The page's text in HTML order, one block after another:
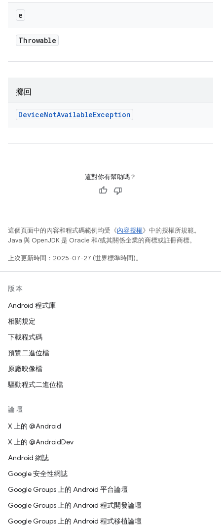
e
Throwable
擲回
DeviceNotAvailableException
這對你有幫助嗎？
這個頁面中的內容和程式碼範例均受《內容授權》中的授權所規範。
Java 與 OpenJDK 是 Oracle 和/或其關係企業的商標或註冊商標。
上次更新時間：2025-07-27 (世界標準時間)。
版本
Android 程式庫
相關規定
下載程式碼
預覽二進位檔
原廠映像檔
驅動程式二進位檔
論壇
X 上的 @Android
X 上的 @AndroidDev
Android 網誌
Google 安全性網誌
Google Groups 上的 Android 平台論壇
Google Groups 上的 Android 程式開發論壇
Google Groups 上的 Android 程式移植論壇